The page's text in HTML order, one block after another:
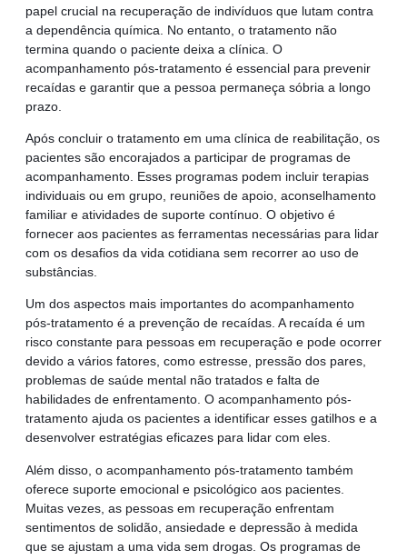
papel crucial na recuperação de indivíduos que lutam contra
a dependência química. No entanto, o tratamento não
termina quando o paciente deixa a clínica. O
acompanhamento pós-tratamento é essencial para prevenir
recaídas e garantir que a pessoa permaneça sóbria a longo
prazo.
Após concluir o tratamento em uma clínica de reabilitação, os
pacientes são encorajados a participar de programas de
acompanhamento. Esses programas podem incluir terapias
individuais ou em grupo, reuniões de apoio, aconselhamento
familiar e atividades de suporte contínuo. O objetivo é
fornecer aos pacientes as ferramentas necessárias para lidar
com os desafios da vida cotidiana sem recorrer ao uso de
substâncias.
Um dos aspectos mais importantes do acompanhamento
pós-tratamento é a prevenção de recaídas. A recaída é um
risco constante para pessoas em recuperação e pode ocorrer
devido a vários fatores, como estresse, pressão dos pares,
problemas de saúde mental não tratados e falta de
habilidades de enfrentamento. O acompanhamento pós-
tratamento ajuda os pacientes a identificar esses gatilhos e a
desenvolver estratégias eficazes para lidar com eles.
Além disso, o acompanhamento pós-tratamento também
oferece suporte emocional e psicológico aos pacientes.
Muitas vezes, as pessoas em recuperação enfrentam
sentimentos de solidão, ansiedade e depressão à medida
que se ajustam a uma vida sem drogas. Os programas de